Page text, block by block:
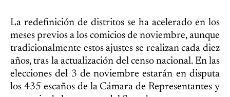
La redefinición de distritos se ha acelerado en los
meses previos a los comicios de noviembre, aunque
tradicionalmente estos ajustes se realizan cada diez
años, tras la actualización del censo nacional. En las
elecciones del 3 de noviembre estarán en disputa
los 435 escaños de la Cámara de Representantes y